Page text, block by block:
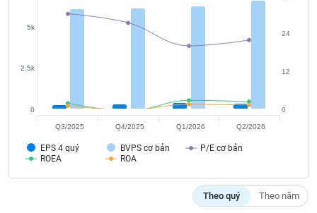
EPS 4 quý BVPS cơ bản
P/E cơ bản
ROEA
ROA
0
2.5k
5k
0
12
24
Q3/2025 Q4/2025 Q1/2026 Q2/2026
Theo quý Theo năm
thông
liệu